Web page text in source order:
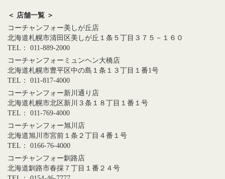
＜ 店舗一覧 ＞
コーチャンフォー美しが丘店
北海道札幌市清田区美しが丘１条５丁目３７５－１６０
TEL： 011-889-2000
コーチャンフォーミュンヘン大橋店
北海道札幌市豊平区中の島１条１３丁目１番1号
TEL： 011-817-4000
コーチャンフォー新川通り店
北海道札幌市北区新川３条１８丁目１番１号
TEL： 011-769-4000
コーチャンフォー旭川店
北海道旭川市宮前１条２丁目４番１号
TEL： 0166-76-4000
コーチャンフォー釧路店
北海道釧路市春採７丁目１番２４号